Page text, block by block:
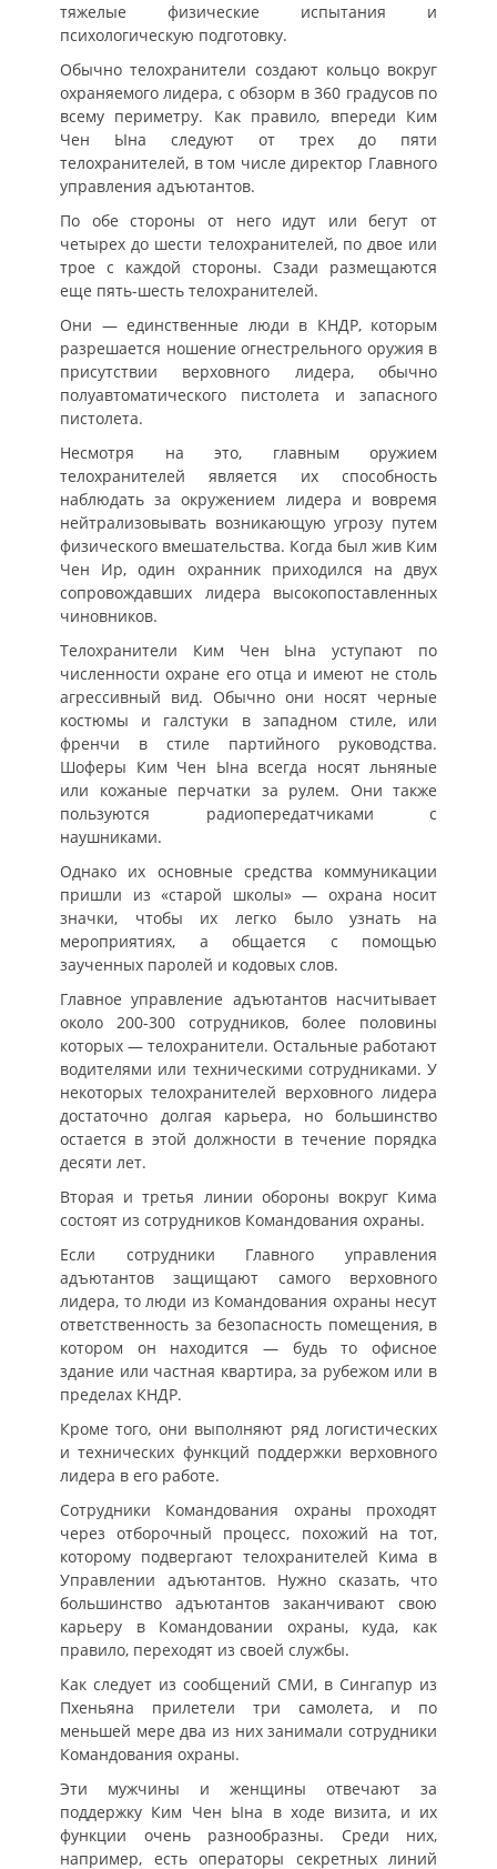
тяжелые физические испытания и
психологическую подготовку.
Обычно телохранители создают кольцо вокруг
охраняемого лидера, с обзорм в 360 градусов по
всему периметру. Как правило, впереди Ким
Чен Ына следуют от трех до пяти
телохранителей, в том числе директор Главного
управления адъютантов.
По обе стороны от него идут или бегут от
четырех до шести телохранителей, по двое или
трое с каждой стороны. Сзади размещаются
еще пять-шесть телохранителей.
Они — единственные люди в КНДР, которым
разрешается ношение огнестрельного оружия в
присутствии верховного лидера, обычно
полуавтоматического пистолета и запасного
пистолета.
Несмотря на это, главным оружием
телохранителей является их способность
наблюдать за окружением лидера и вовремя
нейтрализовывать возникающую угрозу путем
физического вмешательства. Когда был жив Ким
Чен Ир, один охранник приходился на двух
сопровождавших лидера высокопоставленных
чиновников.
Телохранители Ким Чен Ына уступают по
численности охране его отца и имеют не столь
агрессивный вид. Обычно они носят черные
костюмы и галстуки в западном стиле, или
френчи в стиле партийного руководства.
Шоферы Ким Чен Ына всегда носят льняные
или кожаные перчатки за рулем. Они также
пользуются радиопередатчиками с
наушниками.
Однако их основные средства коммуникации
пришли из «старой школы» — охрана носит
значки, чтобы их легко было узнать на
мероприятиях, а общается с помощью
заученных паролей и кодовых слов.
Главное управление адъютантов насчитывает
около 200-300 сотрудников, более половины
которых — телохранители. Остальные работают
водителями или техническими сотрудниками. У
некоторых телохранителей верховного лидера
достаточно долгая карьера, но большинство
остается в этой должности в течение порядка
десяти лет.
Вторая и третья линии обороны вокруг Кима
состоят из сотрудников Командования охраны.
Если сотрудники Главного управления
адъютантов защищают самого верховного
лидера, то люди из Командования охраны несут
ответственность за безопасность помещения, в
котором он находится — будь то офисное
здание или частная квартира, за рубежом или в
пределах КНДР.
Кроме того, они выполняют ряд логистических
и технических функций поддержки верховного
лидера в его работе.
Сотрудники Командования охраны проходят
через отборочный процесс, похожий на тот,
которому подвергают телохранителей Кима в
Управлении адъютантов. Нужно сказать, что
большинство адъютантов заканчивают свою
карьеру в Командовании охраны, куда, как
правило, переходят из своей службы.
Как следует из сообщений СМИ, в Сингапур из
Пхеньяна прилетели три самолета, и по
меньшей мере два из них занимали сотрудники
Командования охраны.
Эти мужчины и женщины отвечают за
поддержку Ким Чен Ына в ходе визита, и их
функции очень разнообразны. Среди них,
например, есть операторы секретных линий